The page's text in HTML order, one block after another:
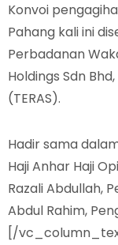
Konvoi
Pahang kali ini
Perbadanan
Holdings Sdn
(TERAS).
Hadir sama
Haji Anhar Haji
Razali Abdullah,
Abdul Rahim,
[/